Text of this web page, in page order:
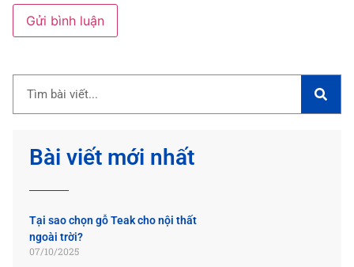
Bài viết mới nhất
Tại sao chọn gỗ Teak cho nội thất
ngoài trời?
07/10/2025